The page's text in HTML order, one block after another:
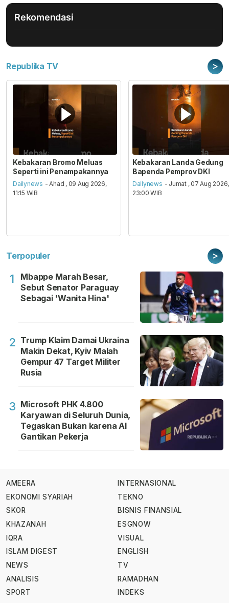
Rekomendasi
Republika TV >
Kebakaran Bromo Meluas
Seperti ini Penampakannya
Dailynews - Ahad , 09 Aug 2026,
11:15 WIB
Kebakaran Landa Gedung
Bapenda Pemprov DKI
Dailynews - Jumat , 07 Aug 2026,
23:00 WIB
Terpopuler >
1
Mbappe Marah Besar,
Sebut Senator Paraguay
Sebagai 'Wanita Hina'
2 Trump Klaim Damai Ukraina
Makin Dekat, Kyiv Malah
Gempur 47 Target Militer
Rusia
3 Microsoft PHK 4.800
Karyawan di Seluruh Dunia,
Tegaskan Bukan karena AI
Gantikan Pekerja
AMEERA
EKONOMI SYARIAH
SKOR
KHAZANAH
IQRA
ISLAM DIGEST
NEWS
ANALISIS
SPORT
INTERNASIONAL
TEKNO
BISNIS FINANSIAL
ESGNOW
VISUAL
ENGLISH
TV
RAMADHAN
INDEKS